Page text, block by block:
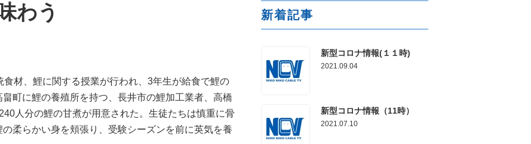
道函館市桔梗町379-31
0138-34-2525
営業時間 9:00～18:00
新潟県新潟市西区山田2310-39
025-210-1200
営業時間 9:00～18:00
わう
材、鯉に関する授業が行われ、3年生が給食で鯉の
町に鯉の養殖所を持つ、長井市の鯉加工業者、高橋
人分の鯉の甘煮が用意された。生徒たちは慎重に骨
柔らかい身を頬張り、受験シーズンを前に英気を養
新着記事
新型コロナ情報(１１時)
2021.09.04
新型コロナ情報（11時）
2021.07.10